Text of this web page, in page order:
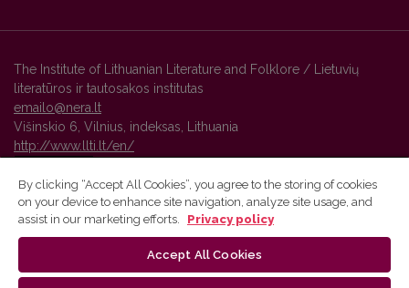
The Institute of Lithuanian Literature and Folklore / Lietuvių
literatūros ir tautosakos institutas
emailo@nera.lt
Višinskio 6, Vilnius, indeksas, Lithuania
http://www.llti.lt/en/
Vilnius University Press platform and metadata are distributed by
By clicking “Accept All Cookies”, you agree to the storing of cookies
on your device to enhance site navigation, analyze site usage, and
assist in our marketing efforts.
Privacy policy
Accept All Cookies